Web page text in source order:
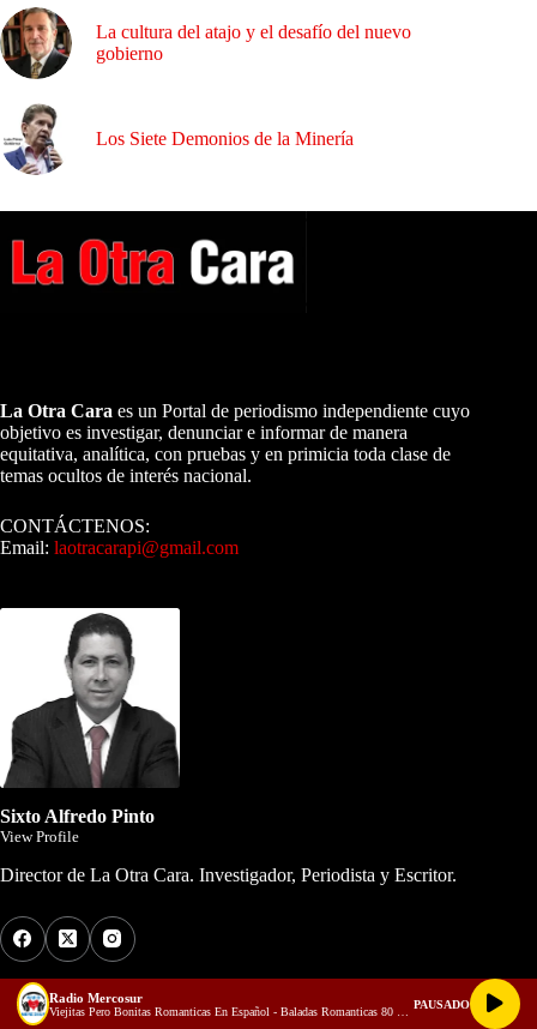
La cultura del atajo y el desafío del nuevo
gobierno
Los Siete Demonios de la Minería
La Otra Cara es un Portal de periodismo independiente cuyo
objetivo es investigar, denunciar e informar de manera
equitativa, analítica, con pruebas y en primicia toda clase de
temas ocultos de interés nacional.
CONTÁCTENOS:
Email: laotracarapi@gmail.com
Sixto Alfredo Pinto
View Profile
Director de La Otra Cara. Investigador, Periodista y Escritor.
Los Más Comentados
Radio Mercosur PAUSADO